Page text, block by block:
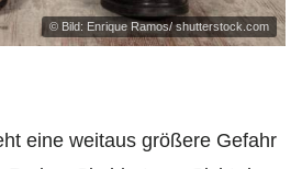
© Bild: Enrique Ramos/ shutterstock.com
eine weitaus größere Gefahr